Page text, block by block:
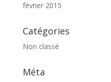
février 2015
Catégories
Non classé
Méta